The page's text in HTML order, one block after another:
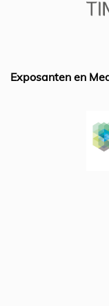
Exposanten en